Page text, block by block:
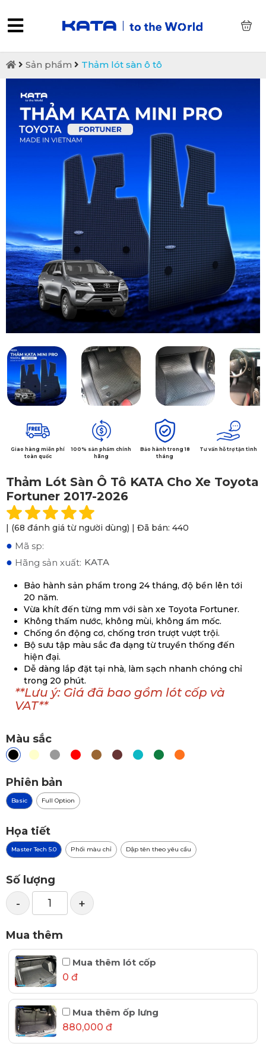
Sản phẩm Thảm lót sàn ô tô
Giao hàng miễn phí
toàn quốc
100% sản phẩm chính
hãng
Bảo hành trong 18
tháng
Tư vấn hỗ trợ tận tình
Thảm Lót Sàn Ô Tô KATA Cho Xe Toyota
Fortuner 2017-2026
| (68 đánh giá từ người dùng) | Đã bán: 440
● Mã sp:
● Hãng sản xuất: KATA
Bảo hành sản phẩm trong 24 tháng, độ bền lên tới
20 năm.
Vừa khít đến từng mm với sàn xe Toyota Fortuner.
Không thấm nước, không mùi, không ẩm mốc.
Chống ồn động cơ, chống trơn trượt vượt trội.
Bộ sưu tập màu sắc đa dạng từ truyền thống đến
hiện đại.
Dễ dàng lắp đặt tại nhà, làm sạch nhanh chóng chỉ
trong 20 phút.
**Lưu ý: Giá đã bao gồm lót cốp và
VAT**
Màu sắc
Phiên bản
Basic Full Option
Họa tiết
Master Tech 5.0 Phối màu chỉ Dập tên theo yêu cầu
Số lượng
- +
Mua thêm
Mua thêm lót cốp
0 đ
Mua thêm ốp lưng
880,000 đ